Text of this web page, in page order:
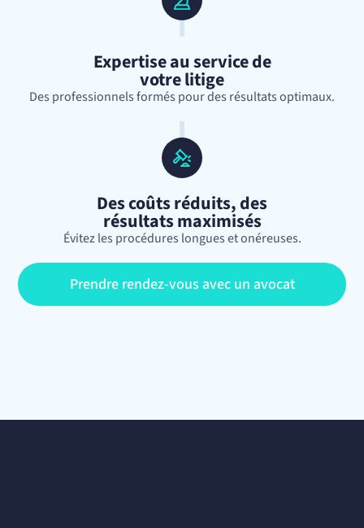
Expertise au service de
votre litige
Des professionnels formés pour des résultats optimaux.
Des coûts réduits, des
résultats maximisés
Évitez les procédures longues et onéreuses.
Prendre rendez-vous avec un avocat